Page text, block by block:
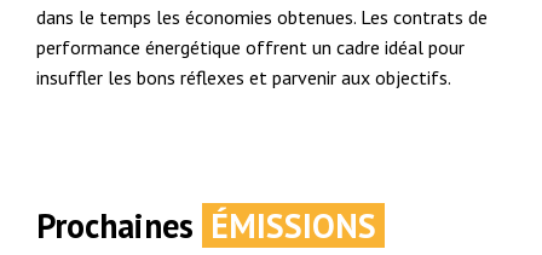
dans le temps les économies obtenues. Les contrats de
performance énergétique offrent un cadre idéal pour
insuffler les bons réflexes et parvenir aux objectifs.
Prochaines ÉMISSIONS